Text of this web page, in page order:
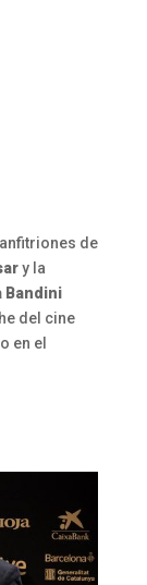
de
y la
Bandini
del cine
en el